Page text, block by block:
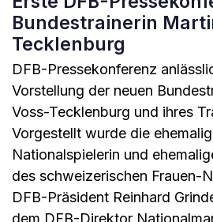
Bundestrainerin
Tecklenburg
DFB-Pressekonferenz
Vorstellung der neuen
Voss-Tecklenburg und ihres
Vorgestellt wurde die
Nationalspielerin und
des schweizerischen Frauen-
DFB-Präsident Reinhard
dem DFB-Direktor